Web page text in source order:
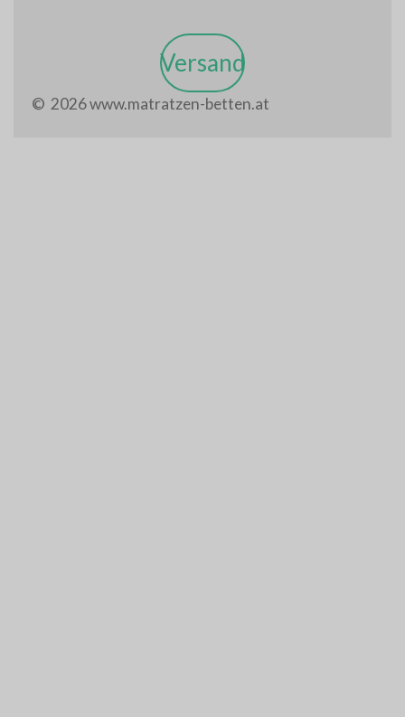
Versand
© 2026 www.matratzen-betten.at